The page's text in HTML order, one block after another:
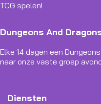
TCG spelen!
Dungeons And
Elke 14 dagen een
naar onze vaste groep
Diensten